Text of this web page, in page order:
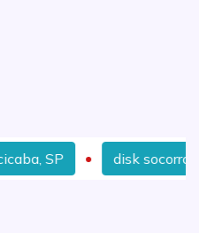
SP disk socorro